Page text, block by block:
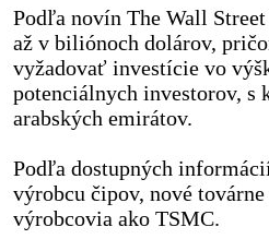
Podľa novín The Wall
až v biliónoch dolárov,
vyžadovať investície vo
potenciálnych investorov, s
arabských emirátov.
Podľa dostupných
výrobcu čipov, nové
výrobcovia ako TSMC.